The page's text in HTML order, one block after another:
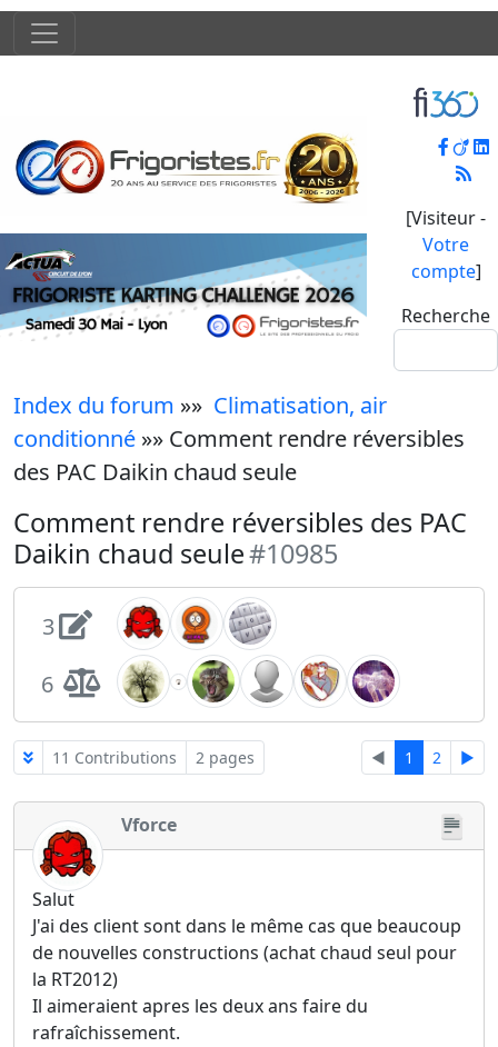
[Visiteur -
Votre
compte]
Recherche
Index du forum »» Climatisation, air
conditionné »» Comment rendre réversibles
des PAC Daikin chaud seule
Comment rendre réversibles des PAC
Daikin chaud seule#10985
3
6
11 Contributions 2 pages ◄ 1 2 ►
Vforce
Salut
J'ai des client sont dans le même cas que beaucoup
de nouvelles constructions (achat chaud seul pour
la RT2012)
Il aimeraient apres les deux ans faire du
rafraîchissement.